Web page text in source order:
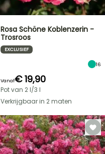
Rosa Schöne Koblenzerin -
Trosroos
EXCLUSIEF
16
Vanaf€ 19,90
Pot van 2 l/3 l
Verkrijgbaar in 2 maten